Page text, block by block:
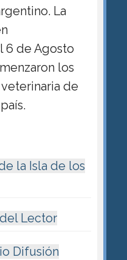
La
6 de Agosto
los
de
la Isla de los
Lector
Difusión